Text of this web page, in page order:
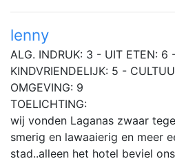
lenny
ALG. INDRUK: 3 - UIT ETEN: 6
KINDVRIENDELIJK: 5 -
OMGEVING: 9
TOELICHTING:
wij vonden Laganas zwaar
smerig en lawaaierig en meer
stad..alleen het hotel beviel